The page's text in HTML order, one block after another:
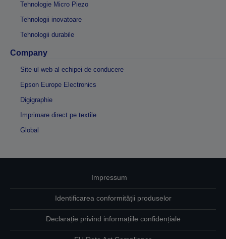
Tehnologie Micro Piezo
Tehnologii inovatoare
Tehnologii durabile
Company
Site-ul web al echipei de conducere
Epson Europe Electronics
Digigraphie
Imprimare direct pe textile
Global
Impressum
Identificarea conformității produselor
Declarație privind informațiile confidențiale